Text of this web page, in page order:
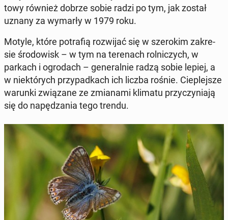
to­wy również dobrze sobie radzi po tym, jak został
uznany za wymarły w 1979 roku.
Motyle, które po­tra­fią roz­wi­jać się w sze­ro­kim za­kre­
sie śro­do­wisk – w tym na te­re­nach rol­ni­czych, w
parkach i ogro­dach – ge­ne­ral­nie radzą sobie lepiej, a
w nie­któ­rych przy­pad­kach ich liczba rośnie. Cie­plej­sze
warunki zwią­za­ne ze zmia­na­mi klimatu przy­czy­nia­ją
się do na­pę­dza­nia tego trendu.